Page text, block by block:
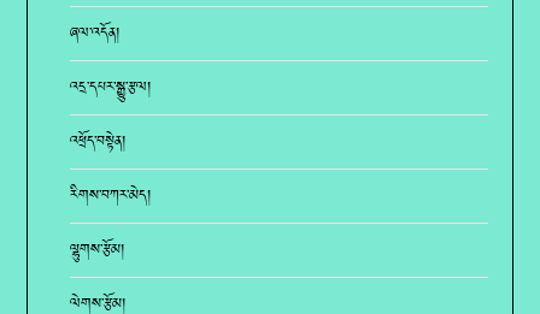
ཞལ་འདོན།
འདྲ་དཔར་སྒྱུ་རྩལ།
འཕྲོད་བསྟེན།
རིགས་བཀར་མེད།
ལྷུགས་རྩོམ།
ལེགས་རྩོམ།